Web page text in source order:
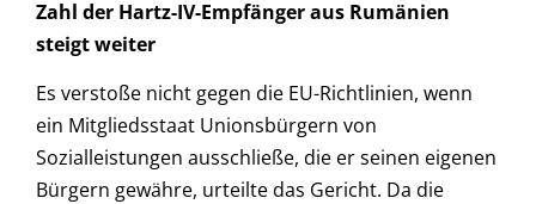
Zahl der Hartz-IV-Empfänger aus Rumänien
steigt weiter
Es verstoße nicht gegen die EU-Richtlinien, wenn
ein Mitgliedsstaat Unionsbürgern von
Sozialleistungen ausschließe, die er seinen eigenen
Bürgern gewähre, urteilte das Gericht. Da die